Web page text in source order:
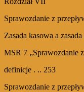
Sprawozdanie z
Zasada kasowa a
MSR 7 „Sprawozdanie
definicje . .. 253
Sprawozdanie z